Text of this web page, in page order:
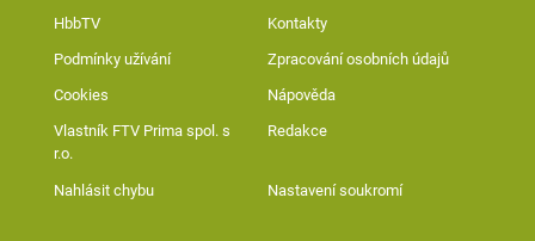
HbbTV Kontakty
Podmínky užívání Zpracování osobních údajů
Cookies Nápověda
Vlastník FTV Prima spol. s
r.o.
Redakce
Nahlásit chybu Nastavení soukromí